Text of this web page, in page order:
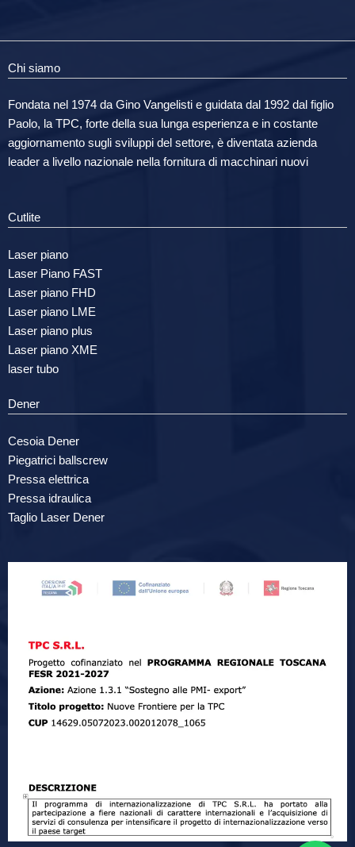
Chi siamo
Fondata nel 1974 da Gino Vangelisti e guidata dal 1992 dal figlio
Paolo, la TPC, forte della sua lunga esperienza e in costante
aggiornamento sugli sviluppi del settore, è diventata azienda
leader a livello nazionale nella fornitura di macchinari nuovi
Cutlite
Laser piano
Laser Piano FAST
Laser piano FHD
Laser piano LME
Laser piano plus
Laser piano XME
laser tubo
Dener
Cesoia Dener
Piegatrici ballscrew
Pressa elettrica
Pressa idraulica
Taglio Laser Dener